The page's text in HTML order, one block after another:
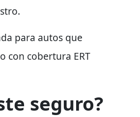
para autos que
con cobertura ERT
seguro?